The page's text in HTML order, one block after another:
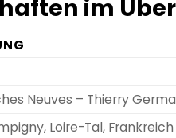
im
Neuves – Thierry
Loire-Tal, Frankreich